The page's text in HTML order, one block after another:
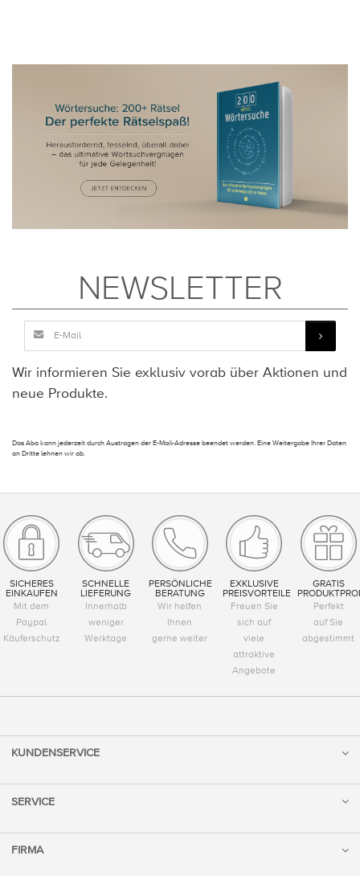
NEWSLETTER
Wir informieren Sie exklusiv vorab über Aktionen und
neue Produkte.
Das Abo kann jederzeit durch Austragen der E-Mail-Adresse beendet werden. Eine Weitergabe Ihrer Daten
an Dritte lehnen wir ab.
SICHERES
EINKAUFEN
Mit dem
Paypal
Käuferschutz
SCHNELLE
LIEFERUNG
Innerhalb
weniger
Werktage
PERSÖNLICHE
BERATUNG
Wir helfen
Ihnen
gerne weiter
EXKLUSIVE
PREISVORTEILE
Freuen Sie
sich auf
viele
attraktive
Angebote
GRATIS
Perfekt
auf Sie
abgestimmt
KUNDENSERVICE
SERVICE
FIRMA